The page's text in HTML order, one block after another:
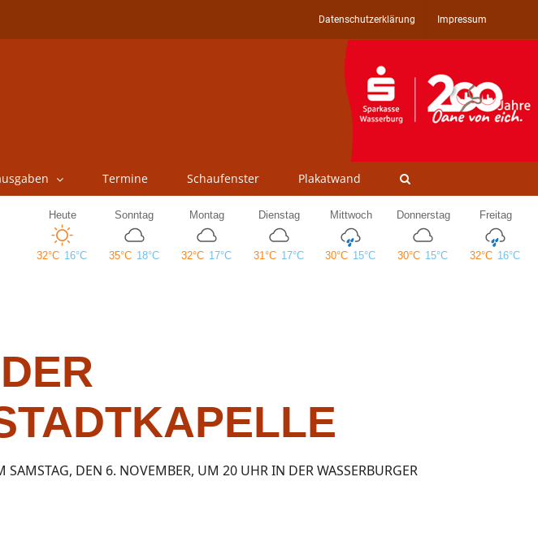
Datenschutzerklärung Impressum
Termine Schaufenster Plakatwand
SAMSTAG, DEN 6. NOVEMBER, UM 20 UHR IN DER WASSERBURGER